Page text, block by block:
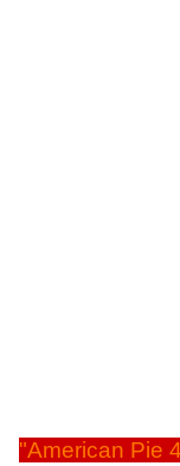
"American Pie